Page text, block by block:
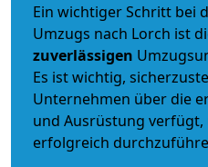
Ein wichtiger Schritt bei
Umzugs nach Lorch ist
zuverlässigen
Es ist wichtig,
Unternehmen über die
und Ausrüstung verfügt,
erfolgreich